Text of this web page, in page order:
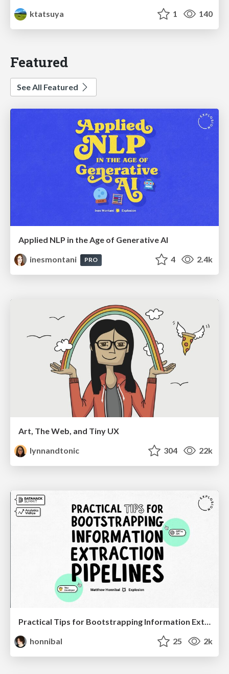
ktatsuya
1 140
Featured
See All Featured
Applied NLP in the Age of Generative AI
inesmontani
PRO 4 2.4k
Art, The Web, and Tiny UX
lynnandtonic
304 22k
Practical Tips for Bootstrapping Information Extraction Pipelines
honnibal
25 2k